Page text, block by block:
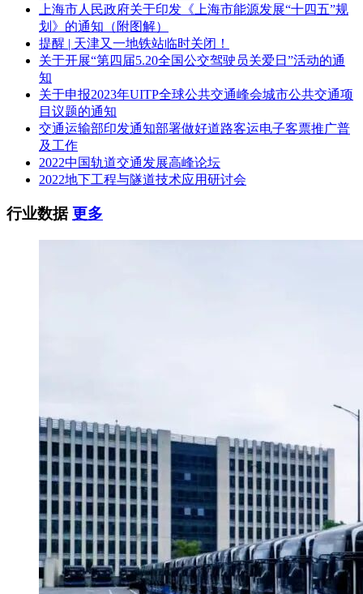
上海市人民政府关于印发《上海市能源发展“十四五”规
划》的通知（附图解）
提醒 | 天津又一地铁站临时关闭！
关于开展“第四届5.20全国公交驾驶员关爱日”活动的通
知
关于申报2023年UITP全球公共交通峰会城市公共交通项
目议题的通知
交通运输部印发通知部署做好道路客运电子客票推广普
及工作
2022中国轨道交通发展高峰论坛
2022地下工程与隧道技术应用研讨会
行业数据更多